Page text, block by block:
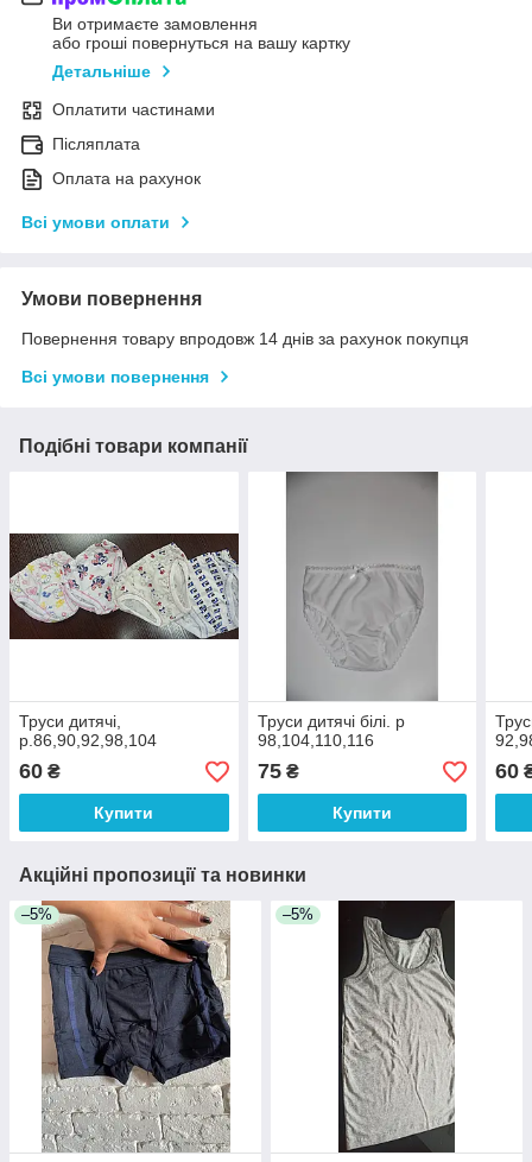
Ви отримаєте замовлення
або гроші повернуться на вашу картку
Детальніше
Оплатити частинами
Післяплата
Оплата на рахунок
Всі умови оплати
Умови повернення
Повернення товару впродовж 14 днів за рахунок покупця
Всі умови повернення
Подібні товари компанії
Труси дитячі,
р.86,90,92,98,104
60 ₴
Купити
Труси дитячі білі. р
98,104,110,116
75₴
Купити
60
Акційні пропозиції та новинки
–5% –5%